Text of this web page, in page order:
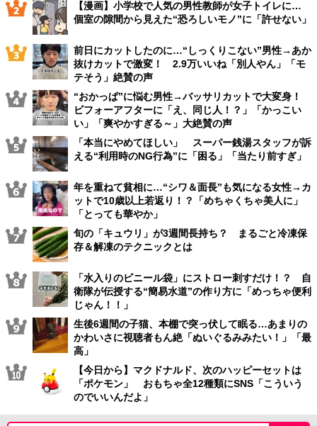
【漫画】小学校で人気の男性教師が女子トイレに…
個室の隙間から見えた“恐ろしいモノ”に「許せない」
前日にカットしたのに…“しっくりこない”男性→あか
抜けカットで激変！ 2.9万いいね「別人やん」「モ
テそう」絶賛の声
“おかっぱ”に悩む男性→バッサリカットで大変身！
ビフォーアフターに「え、同じ人！？」「かっこい
い」「爽やかすぎる～」大絶賛の声
「本当にやめてほしい」 スーパー銭湯スタッフが訴
える“利用時のNG行為”に「困る」「当たり前すぎ」
年を重ねて貧相に…“シワ＆面長”も気になる女性→カ
ットで10歳以上若返り！？「めちゃくちゃ美人に」
「とっても華やか」
旬の「キュウリ」が3週間長持ち？ まるごと冷凍保
存＆解凍のテクニックとは
「水入りのビニール袋」にストロー刺すだけ！？ 自
衛隊が伝授する“簡易水道”の作り方に「めっちゃ便利
じゃん！！」
生後6週間の子猫、本棚で突っ伏して眠る…あまりの
かわいさに視聴者もん絶「ぬいぐるみみたい！」「最
高」
【今日から】マクドナルド、次のハッピーセットは
「ポケモン」 おもちゃ全12種類にSNS「こういう
のでいいんだよ」